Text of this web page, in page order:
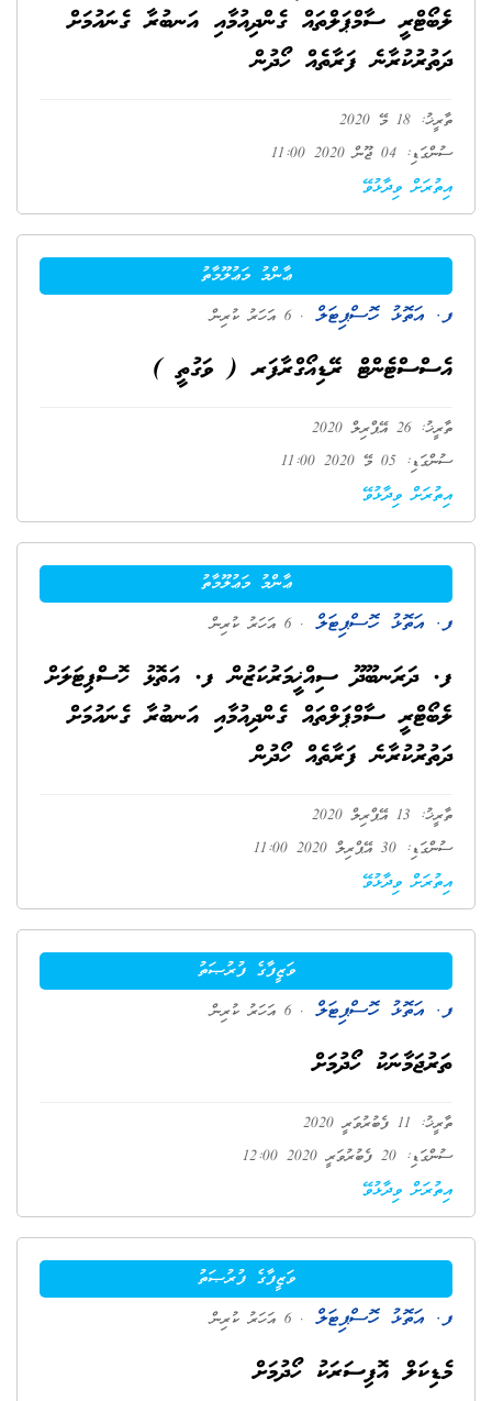
ލެބޯޓްރީ ސާމްޕަލްތައް ގެންދިއުމާއި އަނބުރާ ގެނައުމަށް
ދަތުރުކުރާނެ ފަރާތެއް ހޯދުން
ތާރީޚު: 18 މޭ 2020
ސުންގަޑި: 04 ޖޫން 2020 11:00
އިތުރަށް ވިދާޅުވޭ
ޢާންމު މަޢުލޫމާތު
ފ. އަތޮޅު ހޮސްޕިޓަލް . 6 އަހަރު ކުރިން
އެސްސްޓެންޓް ރޭޑިއޯގްރާފަރ ( ވަގުތީ )
ތާރީޚު: 26 އޭޕްރިލް 2020
ސުންގަޑި: 05 މޭ 2020 11:00
އިތުރަށް ވިދާޅުވޭ
ޢާންމު މަޢުލޫމާތު
ފ. އަތޮޅު ހޮސްޕިޓަލް . 6 އަހަރު ކުރިން
ފ. ދަރަނބޫދޫ ސިއްޚީމަރުކަޒުން ފ. އަތޮޅު ހޮސްޕިޓަލަށް
ލެބޯޓްރީ ސާމްޕަލްތައް ގެންދިއުމާއި އަނބުރާ ގެނައުމަށް
ދަތުރުކުރާނެ ފަރާތެއް ހޯދުން
ތާރީޚު: 13 އޭޕްރިލް 2020
ސުންގަޑި: 30 އޭޕްރިލް 2020 11:00
އިތުރަށް ވިދާޅުވޭ
ވަޒީފާގެ ފުރުޞަތު
ފ. އަތޮޅު ހޮސްޕިޓަލް . 6 އަހަރު ކުރިން
ތަރުޖަމާނަކު ހޯދުމަށް
ތާރީޚު: 11 ފެބުރުވަރީ 2020
ސުންގަޑި: 20 ފެބުރުވަރީ 2020 12:00
އިތުރަށް ވިދާޅުވޭ
ވަޒީފާގެ ފުރުޞަތު
ފ. އަތޮޅު ހޮސްޕިޓަލް . 6 އަހަރު ކުރިން
މެޑިކަލް އޮފިސަރަކު ހޯދުމަށް